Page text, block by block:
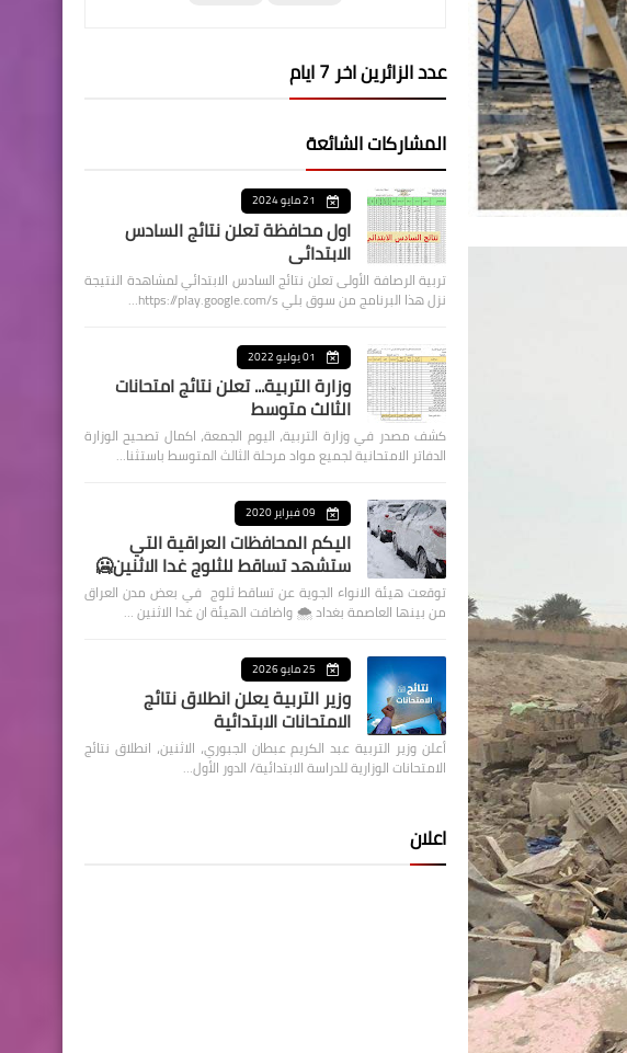
عدد الزائرين اخر 7 ايام
المشاركات الشائعة
21 مايو 2024
اول محافظة تعلن نتائج السادس
الابتدائي
تربية الرصافة الأولى تعلن نتائج السادس الابتدائي لمشاهدة النتيجة
نزل هذا البرنامج من سوق بلي https://play.google.com/s…
01 يوليو 2022
وزارة التربية... تعلن نتائج امتحانات
الثالث متوسط
كشف مصدر في وزارة التربية، اليوم الجمعة، اكمال تصحيح الوزارة
الدفاتر الامتحانية لجميع مواد مرحلة الثالث المتوسط باستثنا…
09 فبراير 2020
اليكم المحافظات العراقية التي
ستشهد تساقط للثلوج غدا الاثنين🥶
توقعت هيئة الانواء الجوية عن تساقط ثلوج في بعض مدن العراق
من بينها العاصمة بغداد ⁦🌨️⁩ واضافت الهيئة ان غدا الاثنين …
25 مايو 2026
وزير التربية يعلن انطلاق نتائج
الامتحانات الابتدائية
أعلن وزير التربية عبد الكريم عبطان الجبوري، الاثنين، انطلاق نتائج
الامتحانات الوزارية للدراسة الابتدائية/ الدور الأول…
اعلان